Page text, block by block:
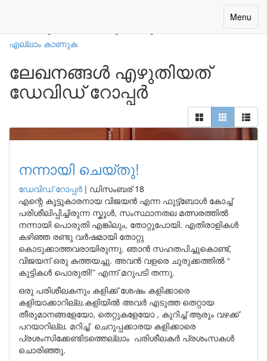
Toggle
Menu
എല്ലാം കാണുക
ലേഖനങ്ങൾ എഴുതിയത്
ഡേവിഡ് റോപ്പര്‍
നന്നായി ചെയ്തു!
ഡേവിഡ് റോപ്പര്‍ | ഡിസംബര് 18
എന്റെ കൂട്ടുകാരനായ വിജയൻ എന്ന ഫുട്ട്ബോൾ കോച്ച്
പരിശീലിപ്പിച്ചിരുന്ന സ്കൂൾ, സംസ്ഥാനതല മത്സരത്തിൽ
നന്നായി പൊരുതി എങ്കിലും, തോറ്റുപോയി. എതിരാളികൾ
കഴിഞ്ഞ രണ്ടു വർഷമായി തോറ്റു
കൊടുക്കാത്തവരായിരുന്നു. ഞാൻ സഹതപിച്ചുകൊണ്ട്,
വിജയന് ഒരു കത്തയച്ചു. അവൻ വളരെ ചുരുക്കത്തിൽ “
കുട്ടികൾ പൊരുതി!” എന്ന് മറുപടി തന്നു.
ഒരു പരിശീലകനും കളിക്ക് ശേഷം കളിക്കാരെ
കളിയാക്കാറില്ല.കളിയിൽ അവർ എടുത്ത തെറ്റായ
തീരുമാനങ്ങളേയോ, തെറ്റുകളേയോ , കുറിച്ച് ആരും വഴക്ക്
പറയാറില്ല. മറിച്ച് ചെറുപ്പക്കാരയ കളിക്കാരെ
പ്രശംസിക്കേണ്ടിടത്തെല്ലാം പരിശീലകർ പ്രശംസകൾ
ചൊരിഞ്ഞു.